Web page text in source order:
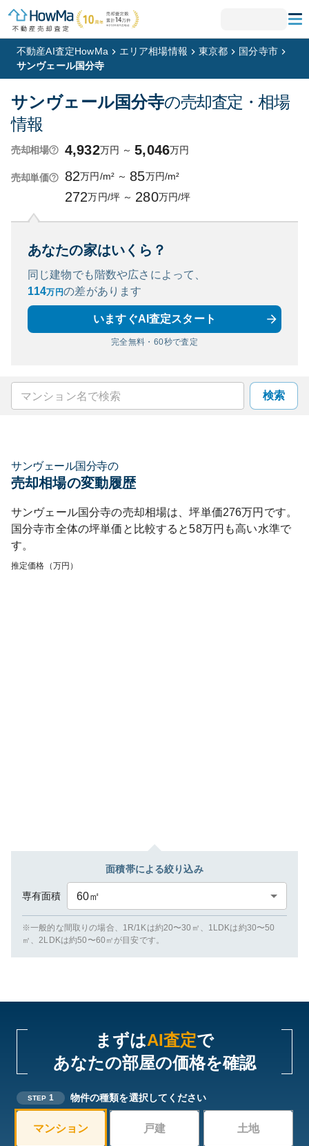
不動産AI査定HowMa エリア相場情報 東京都
国分寺市
サンヴェール国分寺
サンヴェール国分寺の売却査定・相場
情報
売却相場 4,932万円 ～ 5,046万円
売却単価 82万円/m² ～ 85万円/m²
272万円/坪 ～ 280万円/坪
あなたの家はいくら？
同じ建物でも階数や広さによって、
114万円の差があります
いますぐAI査定スタート
完全無料・60秒で査定
検索
サンヴェール国分寺の
売却相場の変動履歴
サンヴェール国分寺の売却相場は、坪単価276万円です。
国分寺市全体の坪単価と比較すると58万円も高い水準で
す。
推定価格（万円）
面積帯による絞り込み
専有面積 60㎡
※一般的な間取りの場合、1R/1Kは約20〜30㎡、1LDKは約30〜50
㎡、2LDKは約50〜60㎡が目安です。
まずはAI査定で
あなたの部屋の価格を確認
STEP 1 物件の種類を選択してください
マンション 戸建 土地